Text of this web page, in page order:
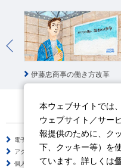
伊藤忠商事の働き方改革
電子公告
アクセシビリティポリシー
個人情報保護方針
本ウェブサイトでは
ウェブサイト／サー
報提供のために、ク
下、クッキー等）を
ています。詳しくは